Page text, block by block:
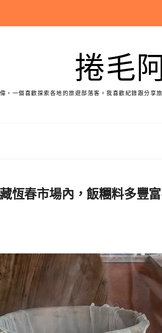
捲毛
，一個喜歡探索各地的旅遊部落客。我喜歡紀錄跟分享
恆春市場內，飯糰料多豐